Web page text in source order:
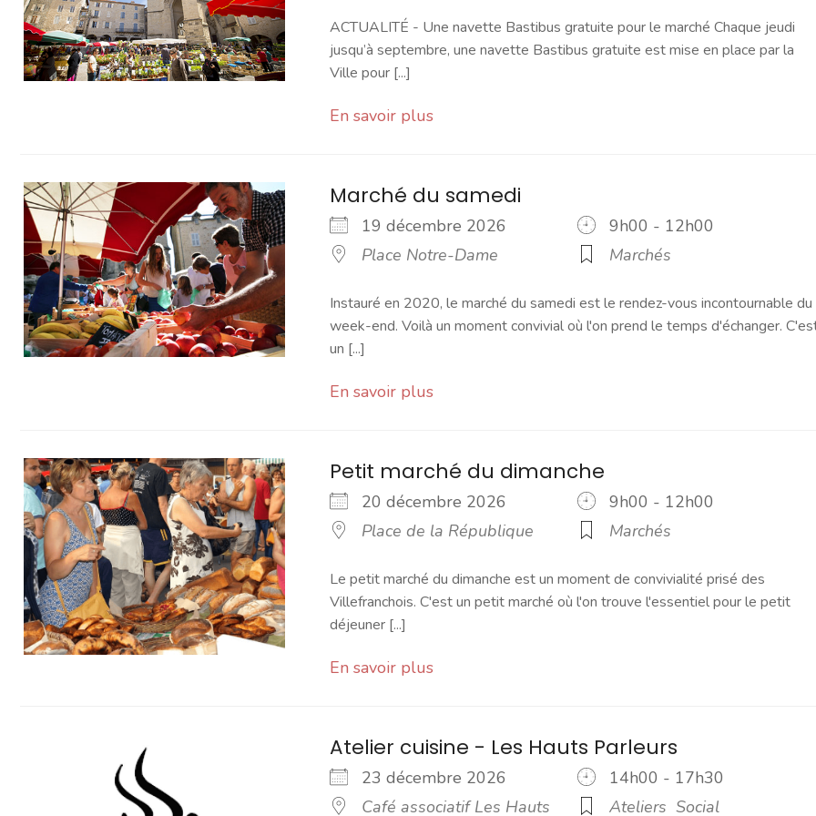
ACTUALITÉ - Une navette Bastibus gratuite pour le marché Chaque jeudi
jusqu’à septembre, une navette Bastibus gratuite est mise en place par la
Ville pour [...]
En savoir plus
Marché du samedi
19 décembre 2026
9h00 - 12h00
Place Notre-Dame
Marchés
Instauré en 2020, le marché du samedi est le rendez-vous incontournable du
week-end. Voilà un moment convivial où l'on prend le temps d'échanger.
un [...]
En savoir plus
Petit marché du dimanche
20 décembre 2026
9h00 - 12h00
Place de la République
Marchés
Le petit marché du dimanche est un moment de convivialité prisé des
Villefranchois. C'est un petit marché où l'on trouve l'essentiel pour le petit
déjeuner [...]
En savoir plus
Atelier cuisine - Les Hauts Parleurs
23 décembre 2026
14h00 - 17h30
Café associatif Les Hauts
Ateliers Social